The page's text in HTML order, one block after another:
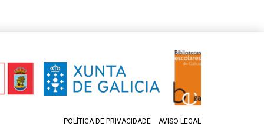
POLÍTICA DE PRIVACIDADE AVISO LEGAL